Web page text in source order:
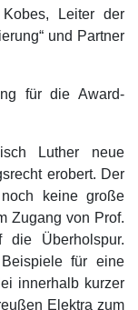
Kobes, Leiter der
und Partner
für die Award-
Luther neue
erobert. Der
keine große
Zugang von Prof.
Überholspur.
für eine
innerhalb kurzer
Elektra zum